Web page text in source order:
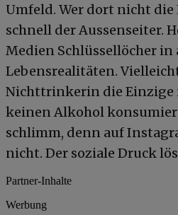
Umfeld. Wer dort nicht die
schnell der Aussenseiter.
Medien Schlüssellöcher in
Lebensrealitäten.
Nichttrinkerin die Einzige
keinen Alkohol
schlimm, denn auf
nicht. Der soziale Druck
Partner-Inhalte
Werbung